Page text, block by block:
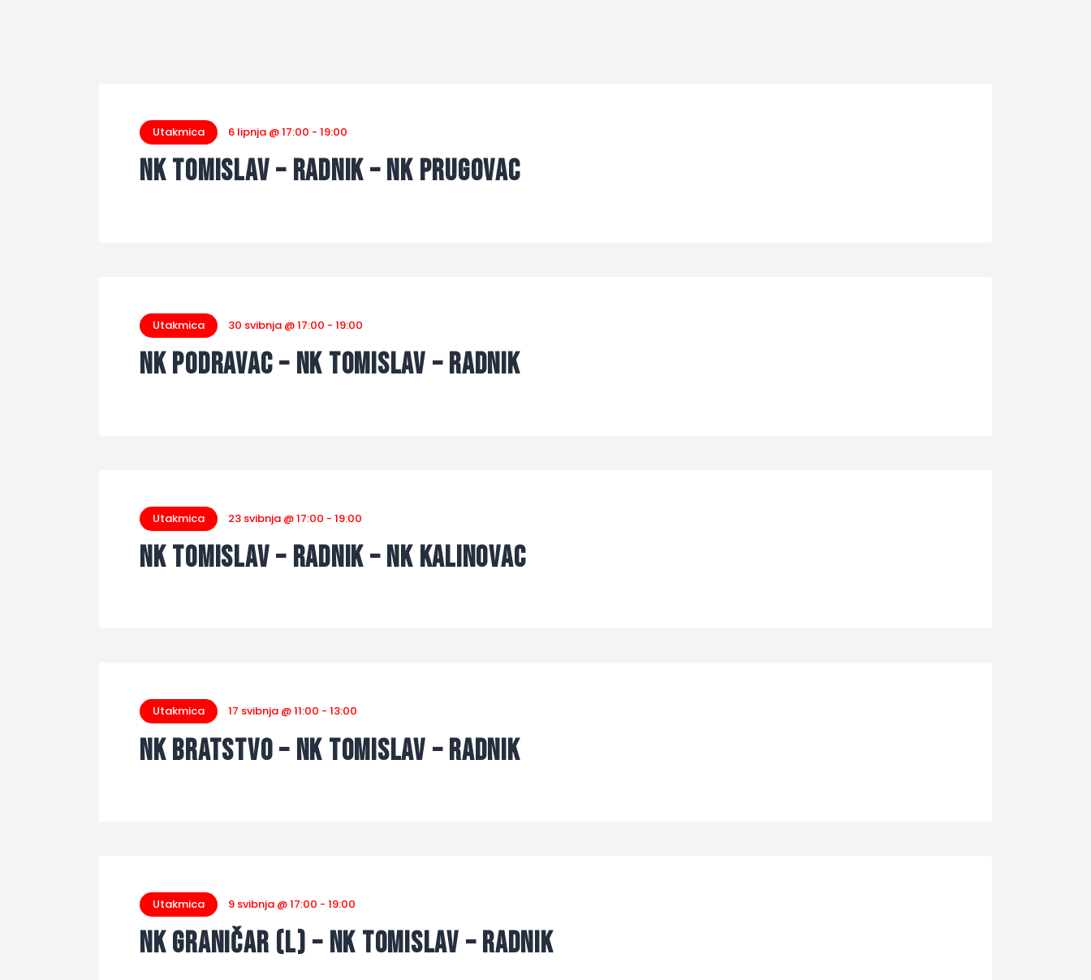
Utakmica 6 lipnja @ 17:00 -19:00
NK Tomislav – Radnik – NK Prugovac
Utakmica 30 svibnja @ 17:00 -19:00
NK Podravac – NK Tomislav – Radnik
Utakmica 23 svibnja @ 17:00 -19:00
NK Tomislav – Radnik – NK Kalinovac
Utakmica 17 svibnja @ 11:00 -13:00
NK Bratstvo – NK Tomislav – Radnik
Utakmica 9 svibnja @ 17:00 -19:00
NK Graničar (L) – NK Tomislav – Radnik